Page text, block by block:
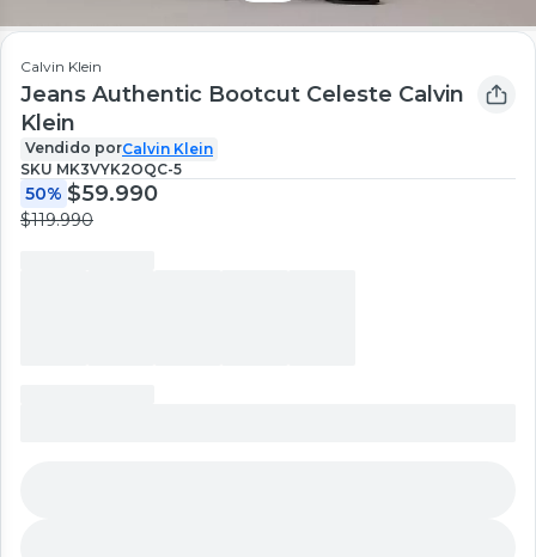
Calvin Klein
Jeans Authentic Bootcut Celeste Calvin
Klein
Vendido porCalvin Klein
SKU MK3VYK2OQC-5
50% $59.990
$119.990